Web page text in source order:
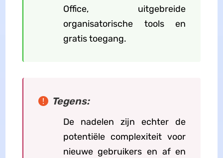
Office, uitgebreide
organisatorische tools en
gratis toegang.
Tegens:
De nadelen zijn echter de
potentiële complexiteit voor
nieuwe gebruikers en af en